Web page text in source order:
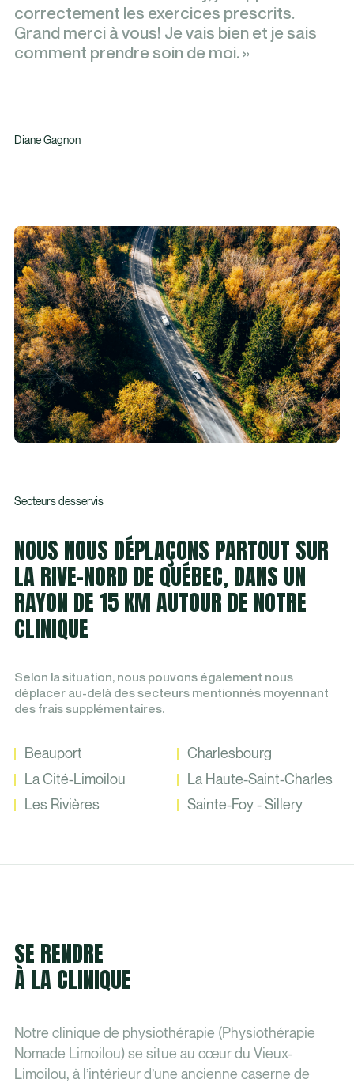
correctement les exercices prescrits.
Grand merci à vous! Je vais bien et je sais
comment prendre soin de moi. »
Diane Gagnon
Secteurs desservis
NOUS NOUS DÉPLAÇONS PARTOUT SUR
LA RIVE-NORD DE QUÉBEC, DANS UN
RAYON DE 15 KM AUTOUR DE NOTRE
CLINIQUE
Selon la situation, nous pouvons également nous
déplacer au-delà des secteurs mentionnés moyennant
des frais supplémentaires.
Beauport
Charlesbourg
La Cité-Limoilou
La Haute-Saint-Charles
Les Rivières
Sainte-Foy - Sillery
SE RENDRE
À LA CLINIQUE
Notre clinique de physiothérapie (Physiothérapie
Nomade Limoilou) se situe au cœur du Vieux-
Limoilou, à l’intérieur d’une ancienne caserne de